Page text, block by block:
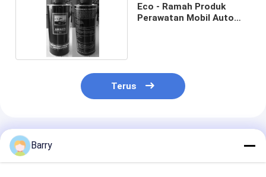
Eco - Ramah Produk
Perawatan Mobil Auto
Terus
Rekomendasi Produk
Barry